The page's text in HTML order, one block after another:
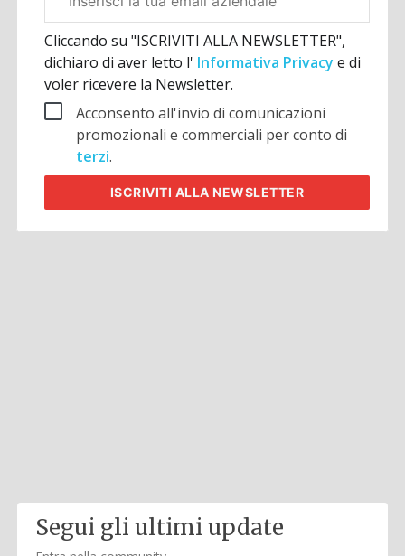
aziendale
Cliccando su "ISCRIVITI ALLA NEWSLETTER",
dichiaro di aver letto l' Informativa Privacye di
voler ricevere la Newsletter.
Acconsento all'invio di comunicazioni
promozionali e commerciali per conto di
terzi.
ISCRIVITI ALLA NEWSLETTER
Segui gli ultimi update